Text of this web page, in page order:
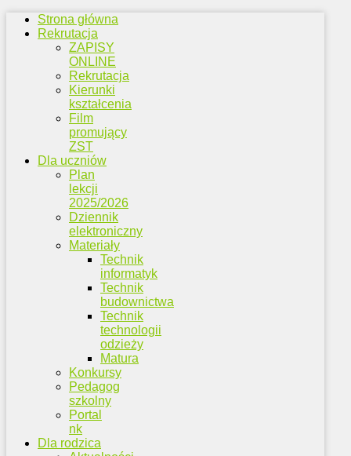
Strona główna
Rekrutacja
ZAPISY
ONLINE
Rekrutacja
Kierunki
kształcenia
Film
promujący
ZST
Dla uczniów
Plan
lekcji
2025/2026
Dziennik
elektroniczny
Materiały
Technik
informatyk
Technik
budownictwa
Technik
technologii
odzieży
Matura
Konkursy
Pedagog
szkolny
Portal
nk
Dla rodzica